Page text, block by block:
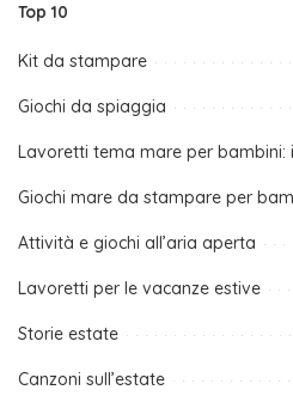
Top 10
Kit da stampare
Giochi da spiaggia
Lavoretti tema mare per bambini:
Giochi mare da stampare per
Attività e giochi all’aria aperta
Lavoretti per le vacanze estive
Storie estate
Canzoni sull’estate